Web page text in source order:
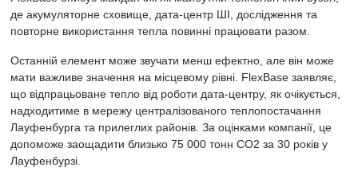
де акумуляторне сховище, дата-центр ШІ, дослідження та
повторне використання тепла повинні працювати разом.
Останній елемент може звучати менш ефектно, але він може
мати важливе значення на місцевому рівні. FlexBase заявляє,
що відпрацьоване тепло від роботи дата-центру, як очікується,
надходитиме в мережу централізованого теплопостачання
Лауфенбурга та прилеглих районів. За оцінками компанії, це
допоможе заощадити близько 75 000 тонн CO2 за 30 років у
Лауфенбурзі.